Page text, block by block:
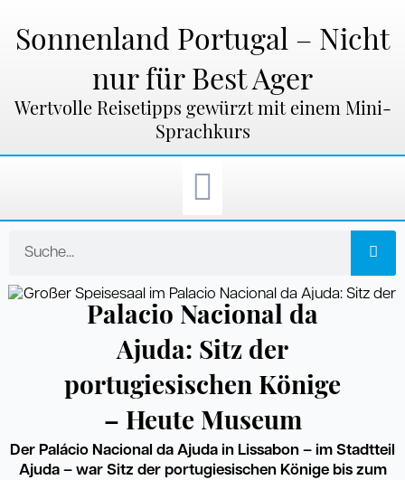
Inhalt
springen
Sonnenland Portugal – Nicht
nur für Best Ager
Wertvolle Reisetipps gewürzt mit einem Mini-
Sprachkurs
Palacio Nacional da
Ajuda: Sitz der
portugiesischen Könige
– Heute Museum
Der Pal ácio Nacional da Ajuda in Lissabon – im Stadtteil
Ajuda – war Sitz der portugiesischen Könige bis zum